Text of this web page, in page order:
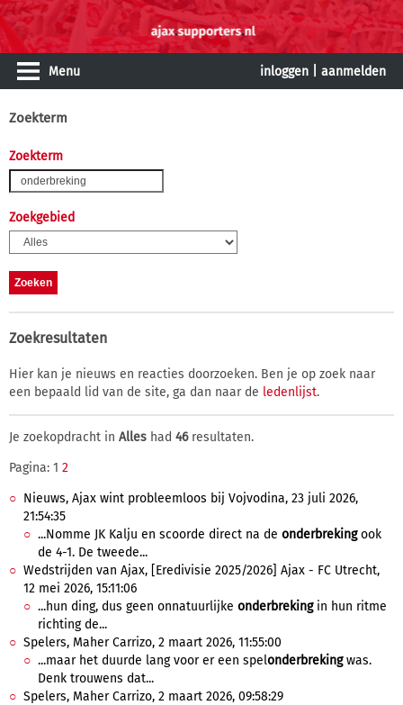
Menu inloggen aanmelden
Zoekterm
Zoekterm
Zoekgebied
Zoekresultaten
Hier kan je nieuws en reacties doorzoeken. Ben je op zoek naar
een bepaald lid van de site, ga dan naar de ledenlijst.
Je zoekopdracht in Alles had 46resultaten.
Pagina: 1 2
Nieuws, Ajax wint probleemloos bij Vojvodina, 23 juli 2026,
21:54:35
...Nomme JK Kalju en scoorde direct na de onderbrekingook
de 4-1. De tweede...
Wedstrijden van Ajax, [Eredivisie 2025/2026] Ajax - FC Utrecht,
12 mei 2026, 15:11:06
...hun ding, dus geen onnatuurlijke onderbrekingin hun ritme
richting de...
Spelers, Maher Carrizo, 2 maart 2026, 11:55:00
...maar het duurde lang voor er een spelonderbrekingwas.
Denk trouwens dat...
Spelers, Maher Carrizo, 2 maart 2026, 09:58:29